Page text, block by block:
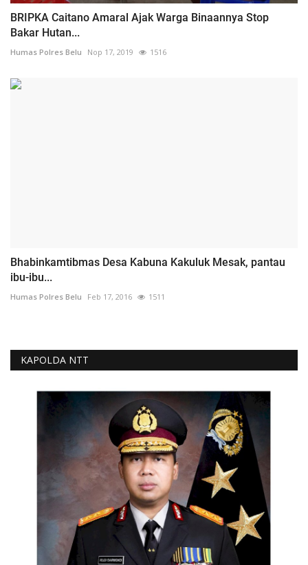
BRIPKA Caitano Amaral Ajak Warga Binaannya Stop
Bakar Hutan...
Humas Polres Belu Nop 17, 2019 1516
Bhabinkamtibmas Desa Kabuna Kakuluk Mesak, pantau
ibu-ibu...
Humas Polres Belu Feb 17, 2016 1511
KAPOLDA NTT